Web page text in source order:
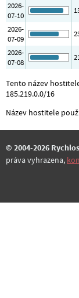
2026-
07-10
2026-
07-09
2026-
07-08
Tento název
185.219.0.0/16
Název hostitele
© 2004-2026
práva vyhrazena,